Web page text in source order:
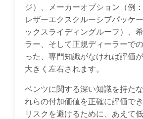
ジ）、メーカーオプション（例
レザーエクスクルーシブパッケ
ックスライディングルーフ）、
ラー、そして正規ディーラーで
った、専門知識がなければ評価
大きく左右されます。
ベンツに関する深い知識を持た
れらの付加価値を正確に評価で
リスクを避けるために、あえて